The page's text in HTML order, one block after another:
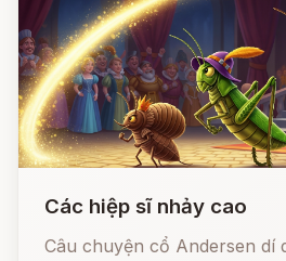
Các hiệp sĩ nhảy cao
Câu chuyện cổ Andersen dí